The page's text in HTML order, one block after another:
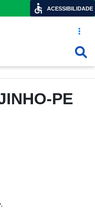
Acesso
PE
ACESSIBILIDADE